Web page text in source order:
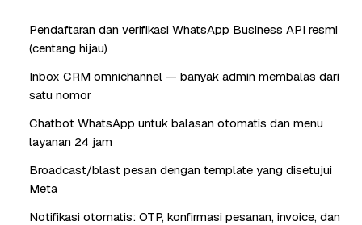
Pendaftaran dan verifikasi WhatsApp Business API resmi
(centang hijau)
Inbox CRM omnichannel — banyak admin membalas dari
satu nomor
Chatbot WhatsApp untuk balasan otomatis dan menu
layanan 24 jam
Broadcast/blast pesan dengan template yang disetujui
Meta
Notifikasi otomatis: OTP, konfirmasi pesanan, invoice, dan